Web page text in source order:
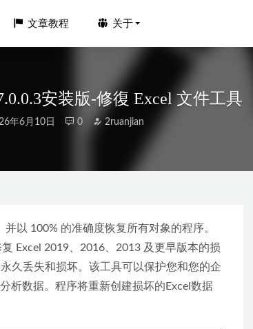
文章教程 关于
安装版-修復 Excel 文件工具
年6月10日 0 2ruanjian
以 100% 的准确度恢复所有对象的程序。
Excel 2019、2016、2013 及更早版本的损
久丢失和损坏。该工具可以保护您和您的企
析数据。程序将重新创建损坏的Excel数据
色纯净版 2025-07-09
具 2026-03-23
全插件版-水果数字音频工作站 2026-03-16